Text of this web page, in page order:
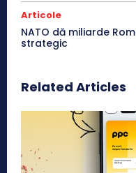
Articole
NATO dă miliarde
strategic
Related Articles